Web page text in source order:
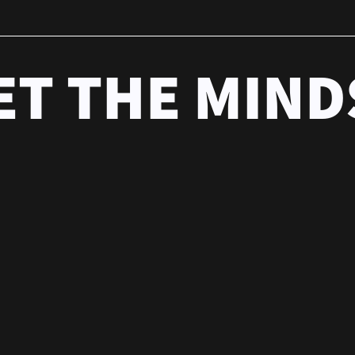
THE